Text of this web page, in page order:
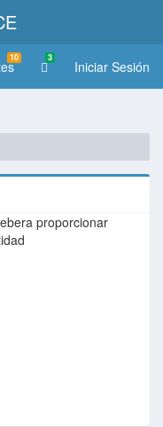
10 3
Iniciar Sesión
proporcionar